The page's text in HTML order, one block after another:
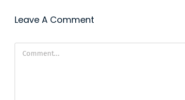
Leave A Comment